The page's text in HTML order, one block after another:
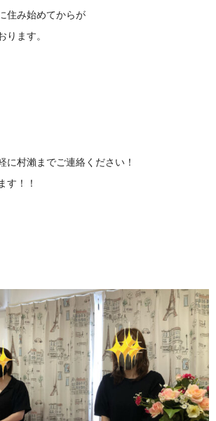
住み始めてからが
ります。
に村瀨までご連絡ください！
す！！